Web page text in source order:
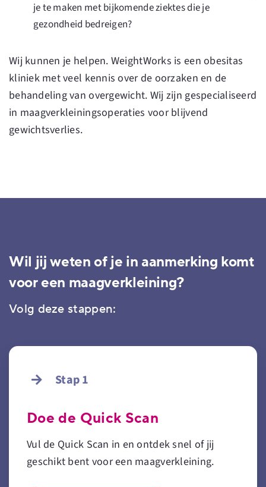
je te maken met bijkomende ziektes die je
gezondheid bedreigen?
Wij kunnen je helpen. WeightWorks is een obesitas
kliniek met veel kennis over de oorzaken en de
behandeling van overgewicht. Wij zijn gespecialiseerd
in maagverkleiningsoperaties voor blijvend
gewichtsverlies.
Wil jij weten of je in aanmerking komt
voor een maagverkleining?
Volg deze stappen:
Stap 1
Doe de Quick Scan
Vul de Quick Scan in en ontdek snel of jij
geschikt bent voor een maagverkleining.